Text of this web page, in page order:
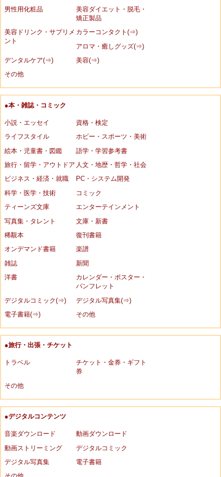
男性用化粧品
美容ダイエット・脱毛・
矯正製品
美容ドリンク・サプリメ
ント
カラーコンタクト(⇒)
アロマ・癒しグッズ(⇒)
デンタルケア(⇒)
美容(⇒)
その他
●本・雑誌・コミック
小説・エッセイ
資格・検定
ライフスタイル
ホビー・スポーツ・美術
絵本・児童書・図鑑
語学・学習参考書
旅行・留学・アウトドア 人文・地歴・哲学・社会
ビジネス・経済・就職
PC・システム開発
科学・医学・技術
コミック
ティーンズ文庫
エンターテインメント
写真集・タレント
文庫・新書
稀覯本
復刊書籍
オンデマンド書籍
楽譜
雑誌
新聞
洋書
カレンダー・ポスター・
パンフレット
デジタルコミック(⇒)
デジタル写真集(⇒)
電子書籍(⇒)
その他
●旅行・出張・チケット
トラベル
チケット・金券・ギフト
券
その他
●デジタルコンテンツ
音楽ダウンロード
動画ダウンロード
動画ストリーミング
デジタルコミック
デジタル写真集
電子書籍